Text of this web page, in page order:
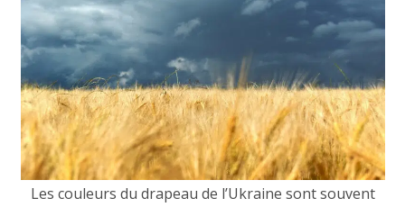
Les couleurs du drapeau de l’Ukraine sont souvent